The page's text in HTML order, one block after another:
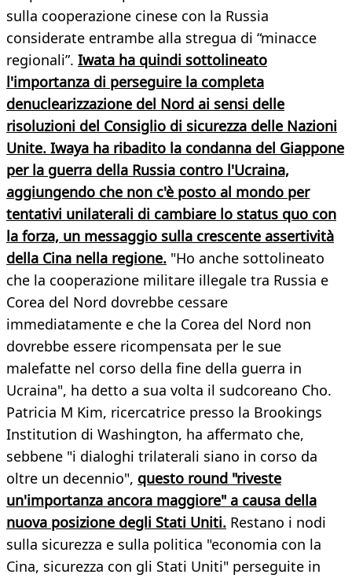
sulla cooperazione cinese con la Russia
considerate entrambe alla stregua di “minacce
regionali”. Iwata ha quindi sottolineato
l'importanza di perseguire la completa
denuclearizzazione del Nord ai sensi delle
risoluzioni del Consiglio di sicurezza delle Nazioni
Unite. Iwaya ha ribadito la condanna del Giappone
per la guerra della Russia contro l'Ucraina,
aggiungendo che non c'è posto al mondo per
tentativi unilaterali di cambiare lo status quo con
la forza, un messaggio sulla crescente assertività
della Cina nella regione. "Ho anche sottolineato
che la cooperazione militare illegale tra Russia e
Corea del Nord dovrebbe cessare
immediatamente e che la Corea del Nord non
dovrebbe essere ricompensata per le sue
malefatte nel corso della fine della guerra in
Ucraina", ha detto a sua volta il sudcoreano Cho.
Patricia M Kim, ricercatrice presso la Brookings
Institution di Washington, ha affermato che,
sebbene "i dialoghi trilaterali siano in corso da
oltre un decennio", questo round "riveste
un'importanza ancora maggiore" a causa della
nuova posizione degli Stati Uniti. Restano i nodi
sulla sicurezza e sulla politica "economia con la
Cina, sicurezza con gli Stati Uniti" perseguite in